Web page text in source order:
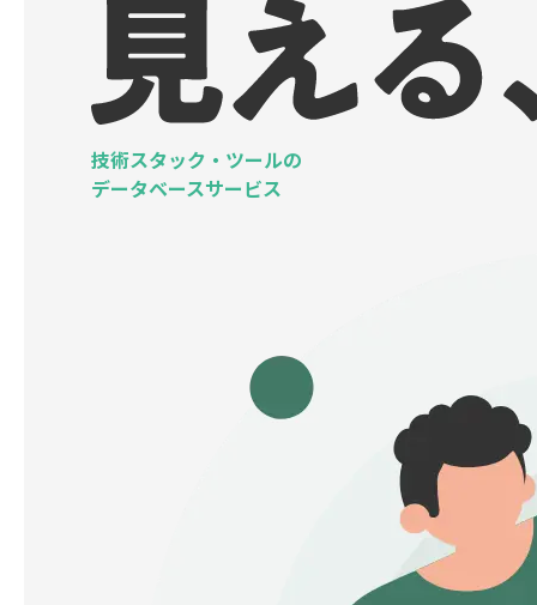
技術スタック・ツールの
データベースサービス